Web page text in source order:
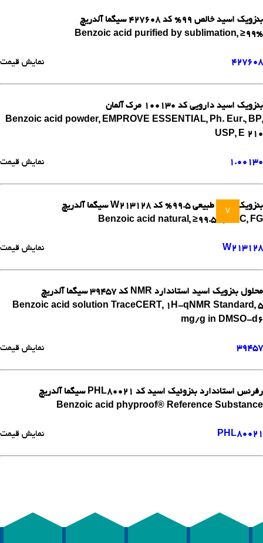
v
بنزویک اسید خالص 99% کد 427608 سیگما آلدریچ
Benzoic acid purified by sublimation, ≥99%
427608 نمایش قیمت
بنزویک اسید دارویی کد 100130 مرک آلمان
Benzoic acid powder, EMPROVE ESSENTIAL, Ph. Eur., BP,
USP, E 210
1.00130 نمایش قیمت
بنزویک اسید طبیعی 99.5% کد W213128 سیگما آلدریچ
Benzoic acid natural, ≥99.5%, FCC, FG
W213128 نمایش قیمت
محلول بنزویک اسید استاندارد NMR کد 39457 سیگما آلدریچ
Benzoic acid solution TraceCERT, 1H-qNMR Standard, 5
mg/g in DMSO-d6
39457 نمایش قیمت
رفرنس استاندارد بنزوئیک اسید کد PHL80021 سیگما آلدریچ
Benzoic acid phyproof® Reference Substance
PHL80021 نمایش قیمت